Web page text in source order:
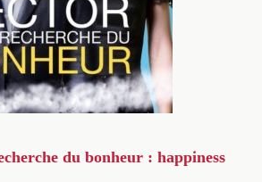
du bonheur : happiness